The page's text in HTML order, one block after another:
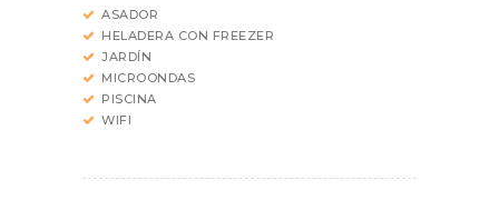
ASADOR
HELADERA CON FREEZER
JARDÍN
MICROONDAS
PISCINA
WIFI